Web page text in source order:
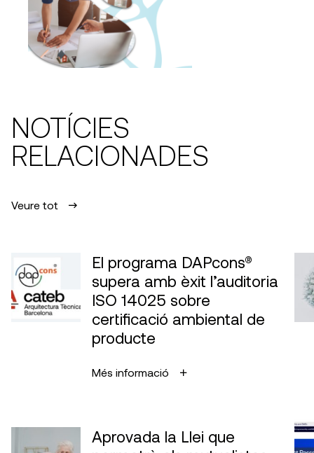
NOTÍCIES
RELACIONADES
Veure tot
El programa DAPcons®
supera amb èxit l’auditoria
ISO 14025 sobre
certificació ambiental de
producte
Més informació
Aprovada la Llei que